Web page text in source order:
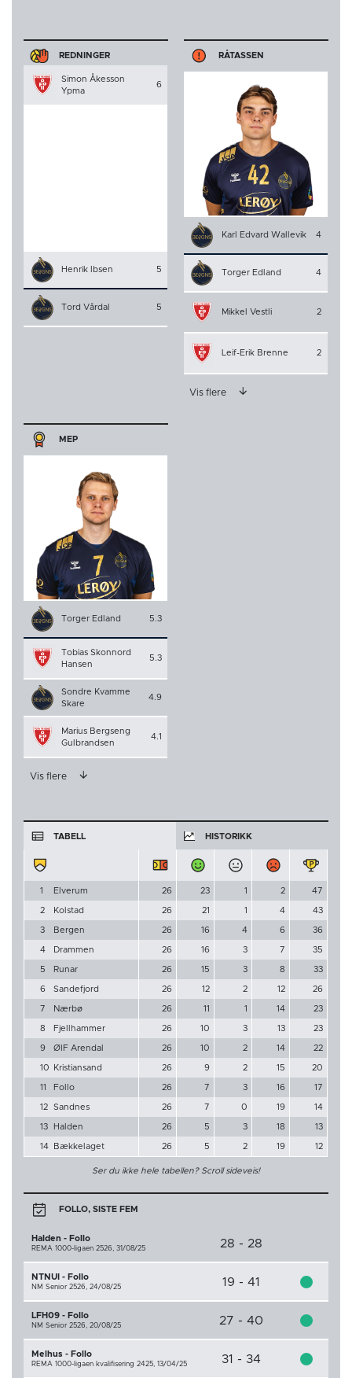
REDNINGER
Simon Åkesson
Ypma
6
Henrik Ibsen 5
Tord Vårdal 5
RÅTASSEN
Karl Edvard Wallevik 4
Torger Edland 4
Mikkel Vestli 2
Leif-Erik Brenne 2
Vis flere
MEP
Torger Edland 5.3
Tobias Skonnord
Hansen
5.3
Sondre Kvamme
Skare
4.9
Marius Bergseng
Gulbrandsen
4.1
Vis flere
TABELL HISTORIKK
1 Elverum 26 23 1 2 47
2 Kolstad 26 21 1 4 43
3 Bergen 26 16 4 6 36
4 Drammen 26 16 3 7 35
5 Runar 26 15 3 8 33
6 Sandefjord 26 12 2 12 26
7 Nærbø 26 11 1 14 23
8 Fjellhammer 26 10 3 13 23
9 ØIF Arendal 26 10 2 14 22
10 Kristiansand 26 9 2 15 20
11 Follo 26 7 3 16 17
12 Sandnes 26 7 0 19 14
13 Halden 26 5 3 18 13
14 Bækkelaget 26 5 2 19 12
Ser du ikke hele tabellen? Scroll sideveis!
FOLLO, SISTE FEM
Halden - Follo
REMA 1000-ligaen 2526, 31/08/25 28 - 28
NTNUI - Follo
NM Senior 2526, 24/08/25 19 - 41
LFH09 - Follo
NM Senior 2526, 20/08/25 27 - 40
Melhus - Follo
REMA 1000-ligaen kvalifisering 2425, 13/04/25 31 - 34